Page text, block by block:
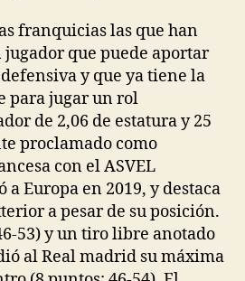
franquicias las que han
que puede aportar
y que ya tiene la
para jugar un rol
de 2,06 de estatura y 25
proclamado como
con el ASVEL
Europa en 2019, y destaca
a pesar de su posición.
53) y un tiro libre anotado
al Real madrid su máxima